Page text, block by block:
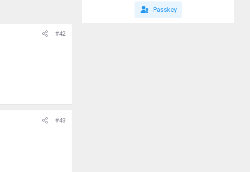
#42
#43
Passkey